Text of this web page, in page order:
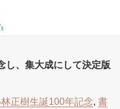
し、集大成にして決定版
正樹生誕100年記念, 書